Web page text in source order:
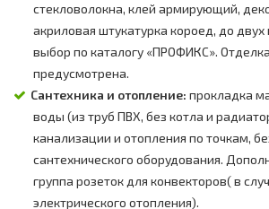
стекловолокна, клей армирующий,
акриловая штукатурка короед, до двух
выбор по каталогу «ПРОФИКС».
предусмотрена.
Сантехника и отопление: прокладка
воды (из труб ПВХ, без котла и
канализации и отопления по точкам,
сантехнического оборудования.
группа розеток для конвекторов( в
электрического отопления).